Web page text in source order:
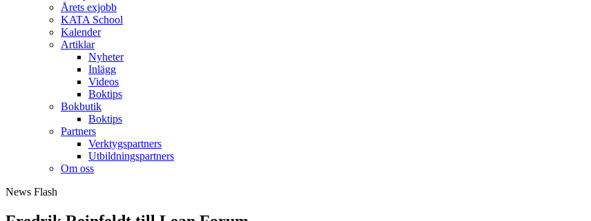
Årets exjobb
KATA School
Kalender
Artiklar
Nyheter
Inlägg
Videos
Boktips
Bokbutik
Boktips
Partners
Verktygspartners
Utbildningspartners
Om oss
News Flash